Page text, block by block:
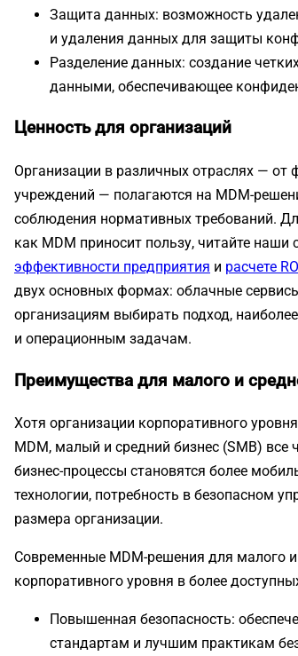
Защита данных: возможность
и удаления данных для защиты
Разделение данных: создание
данными, обеспечивающее
Ценность для организаций
Организации в различных отраслях — от
учреждений — полагаются на MDM-
соблюдения нормативных требований.
как MDM приносит пользу, читайте наши
эффективности предприятия и расчете
двух основных формах: облачные
организациям выбирать подход,
и операционным задачам.
Преимущества для малого и
Хотя организации корпоративного
MDM, малый и средний бизнес (SMB) все
бизнес-процессы становятся более
технологии, потребность в безопасном
размера организации.
Современные MDM-решения для малого
корпоративного уровня в более
Повышенная безопасность:
стандартам и лучшим практикам